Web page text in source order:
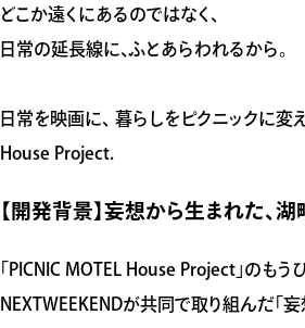
どこか遠くにあるのではなく、
日常の延長線に、ふとあらわれるから。
日常を映画に、 暮らしをピクニックに変
House Project.
【開発背景】妄想から生まれた、
「PICNIC MOTEL House Project」のもう
NEXTWEEKENDが共同で取り組んだ「妄